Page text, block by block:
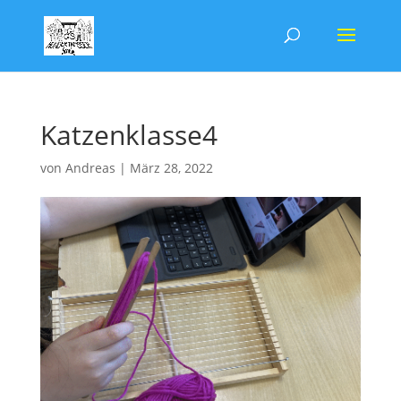
Katzenklasse4
von Andreas | März 28, 2022